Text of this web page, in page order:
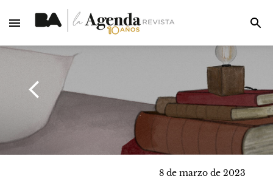
8 de marzo de 2023